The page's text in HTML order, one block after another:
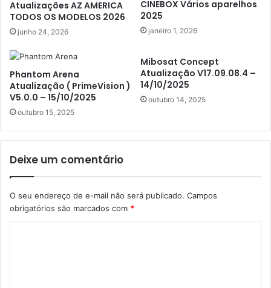
Atualizações AZ AMERICA
TODOS OS MODELOS 2026
junho 24, 2026
CINEBOX Vários aparelhos
2025
janeiro 1, 2026
Phantom Arena
Atualização ( PrimeVision )
V5.0.0 – 15/10/2025
outubro 15, 2025
Mibosat Concept
Atualização V17.09.08.4 –
14/10/2025
outubro 14, 2025
Deixe um comentário
O seu endereço de e-mail não será publicado. Campos
obrigatórios são marcados com *